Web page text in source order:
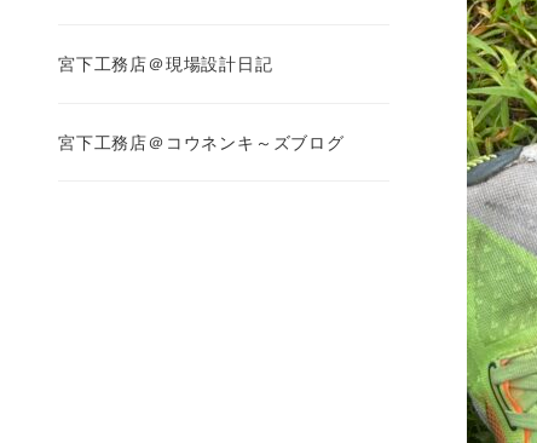
宮下工務店＠現場設計日記
宮下工務店＠コウネンキ～ズブログ